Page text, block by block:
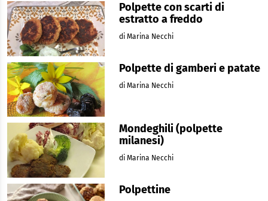
Polpette con scarti di
estratto a freddo
di Marina Necchi
Polpette di gamberi e patate
di Marina Necchi
Mondeghili (polpette
milanesi)
di Marina Necchi
Polpettine